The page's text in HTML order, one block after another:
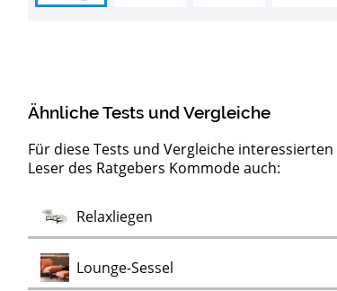
Ähnliche Tests und Vergleiche
Für diese Tests und Vergleiche interessierten
Leser des Ratgebers Kommode auch:
Relaxliegen
Lounge-Sessel
Lowboards
SideboardsTest
Barock
KommodenTest
ClubsesselTest
MöbelklassikerTest
SchaukelstühleTest
VitrinenTest
Wohnwände
ChaiselonguesTest
Vintage SesselTest